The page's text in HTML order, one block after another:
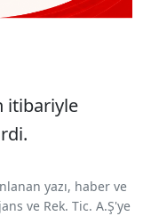
itibariyle
yazı, haber ve
ve Rek. Tic. A.Ş'ye